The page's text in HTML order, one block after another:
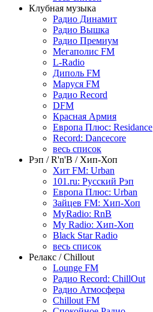
Клубная музыка
Радио Динамит
Радио Вышка
Радио Премиум
Мегаполис FM
L-Radio
Диполь FM
Маруся FM
Радио Record
DFM
Красная Армия
Европа Плюс: Residance
Record: Dancecore
весь список
Рэп / R'n'B / Хип-Хоп
Хит FM: Urban
101.ru: Русский Рэп
Европа Плюс: Urban
Зайцев FM: Хип-Хоп
MyRadio: RnB
My Radio: Хип-Хоп
Black Star Radio
весь список
Релакс / Chillout
Lounge FM
Радио Record: ChillOut
Радио Атмосфера
Chillout FM